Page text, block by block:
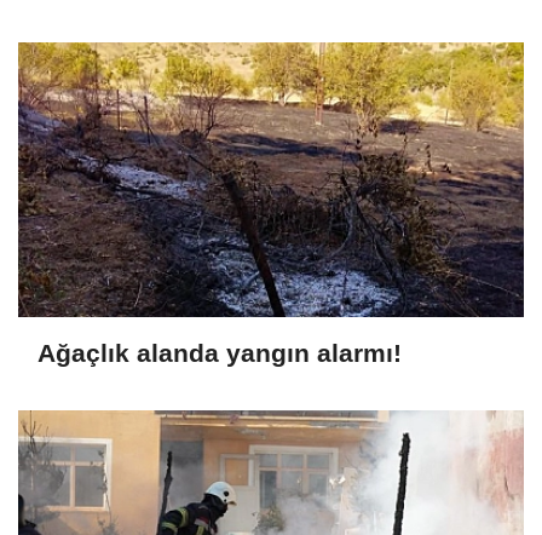
Ağaçlık alanda yangın alarmı!